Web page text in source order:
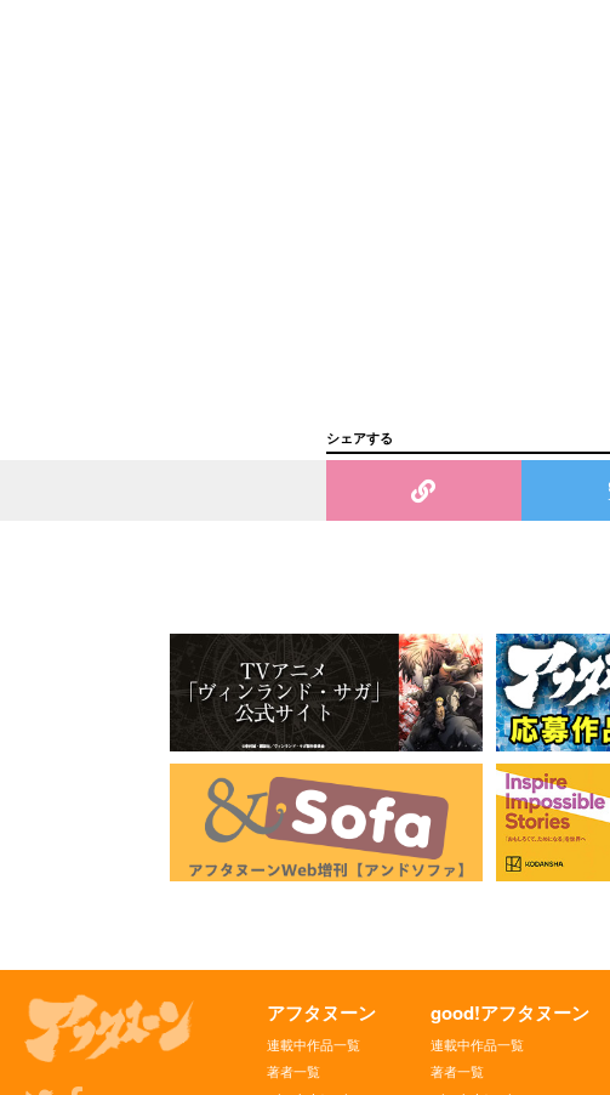
シェアする
アフタヌーン
連載中作品一覧
著者一覧
good!アフタヌーン
連載中作品一覧
著者一覧